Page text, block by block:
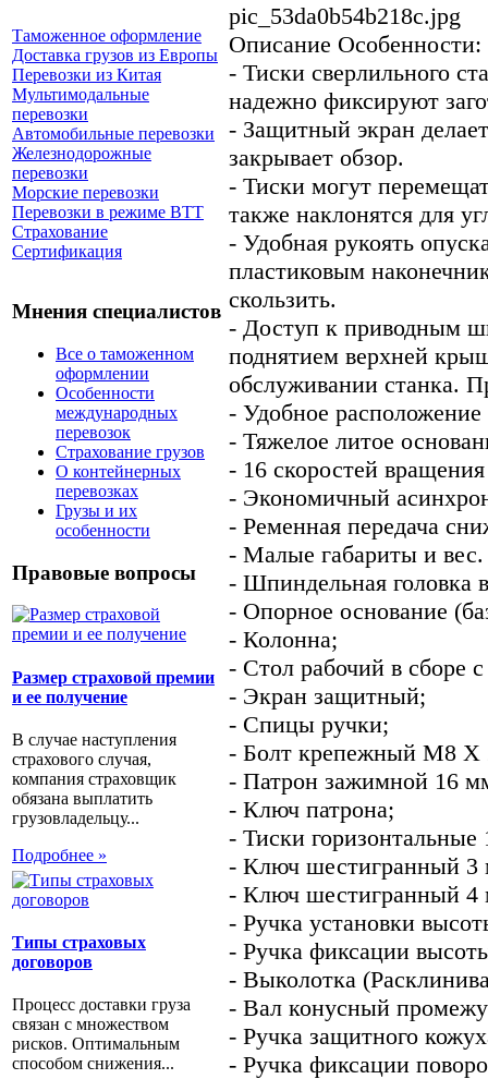
Таможенное оформление
Доставка грузов из Европы
Перевозки из Китая
Мультимодальные
перевозки
Автомобильные перевозки
Железнодорожные
перевозки
Морские перевозки
Перевозки в режиме ВТТ
Страхование
Сертификация
Мнения специалистов
Все о таможенном
оформлении
Особенности
международных
перевозок
Страхование грузов
О контейнерных
перевозках
Грузы и их
особенности
Правовые вопросы
Размер страховой премии
и ее получение
В случае наступления
страхового случая,
компания страховщик
обязана выплатить
грузовладельцу...
Подробнее »
Типы страховых
договоров
Процесс доставки груза
связан с множеством
рисков. Оптимальным
способом снижения...
pic_53da0b54b218c.jpg
Описание Особенности:
- Тиски сверлильного
надежно фиксируют
- Защитный экран
закрывает обзор.
- Тиски могут
также наклонятся для
- Удобная рукоять
пластиковым
скользить.
- Доступ к приводным
поднятием верхней
обслуживании станка.
- Удобное
- Тяжелое литое
- 16 скоростей
- Экономичный
- Ременная передача
- Малые габариты и
- Шпиндельная головка
- Опорное основание
- Колонна;
- Стол рабочий в сборе
- Экран защитный;
- Спицы ручки;
- Болт крепежный М8 Х
- Патрон зажимной 16
- Ключ патрона;
- Тиски
- Ключ шестигранный 3
- Ключ шестигранный 4
- Ручка установки
- Ручка фиксации
- Выколотка
- Вал конусный
- Ручка защитного
- Ручка фиксации